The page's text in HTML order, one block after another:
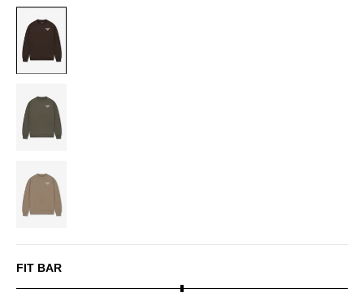
BROWN
DUSTY
OLIVE
SAND
FIT BAR